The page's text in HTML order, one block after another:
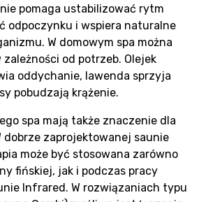
pomaga ustabilizować rytm
odpoczynku i wspiera naturalne
W domowym spa można
od potrzeb. Olejek
oddychanie, lawenda sprzyja
pobudzają krążenie.
spa mają także znaczenie dla
dobrze zaprojektowanej saunie
może być stosowana zarówno
fińskiej, jak i podczas pracy
Infrared. W rozwiązaniach typu